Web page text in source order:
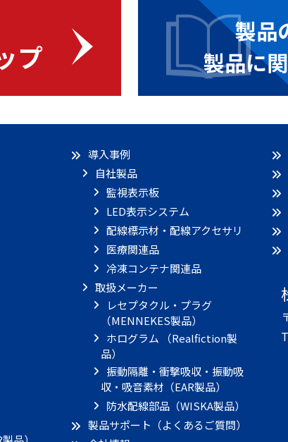
プ
製品
製品に
導入事例
自社製品
監視表示板
LED表示システム
配線標示材・配線アクセサリ
医療関連品
冷凍コンテナ関連品
取扱メーカー
レセプタクル・プラグ
（MENNEKES製品）
ホログラム （Realfiction製
品）
振動隔離・衝撃吸収・振動吸
収・吸音素材（EAR製品）
防水配線部品（WISKA製品）
製品サポート（よくあるご質問）